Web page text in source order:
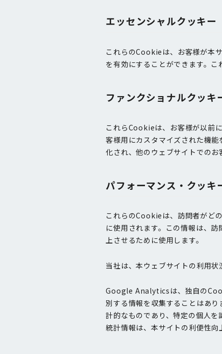
エッセンシャルクッキー
これらのCookieは、お客様が本
を有効にすることができます。こ
ファンクショナルクッキ
これらCookieは、お客様が以前
客様用にカスタマイズされた機
化され、他のウェブサイトでのお
パフォーマンス・クッキ
これらのCookieは、訪問者がど
に使用されます。この情報は、
上させるために使用します。
当社は、本ウェブサイトの利用
Google Analyticsは、独自の
別する情報を収集することはあ
計的なものであり、特定の個人を
統計情報は、本サイトの利便性向